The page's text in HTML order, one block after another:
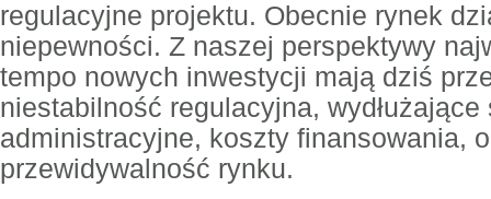
regulacyjne projektu. Obecnie rynek
niepewności. Z naszej perspektywy
tempo nowych inwestycji mają dziś
niestabilność regulacyjna,
administracyjne, koszty finansowania,
przewidywalność rynku.